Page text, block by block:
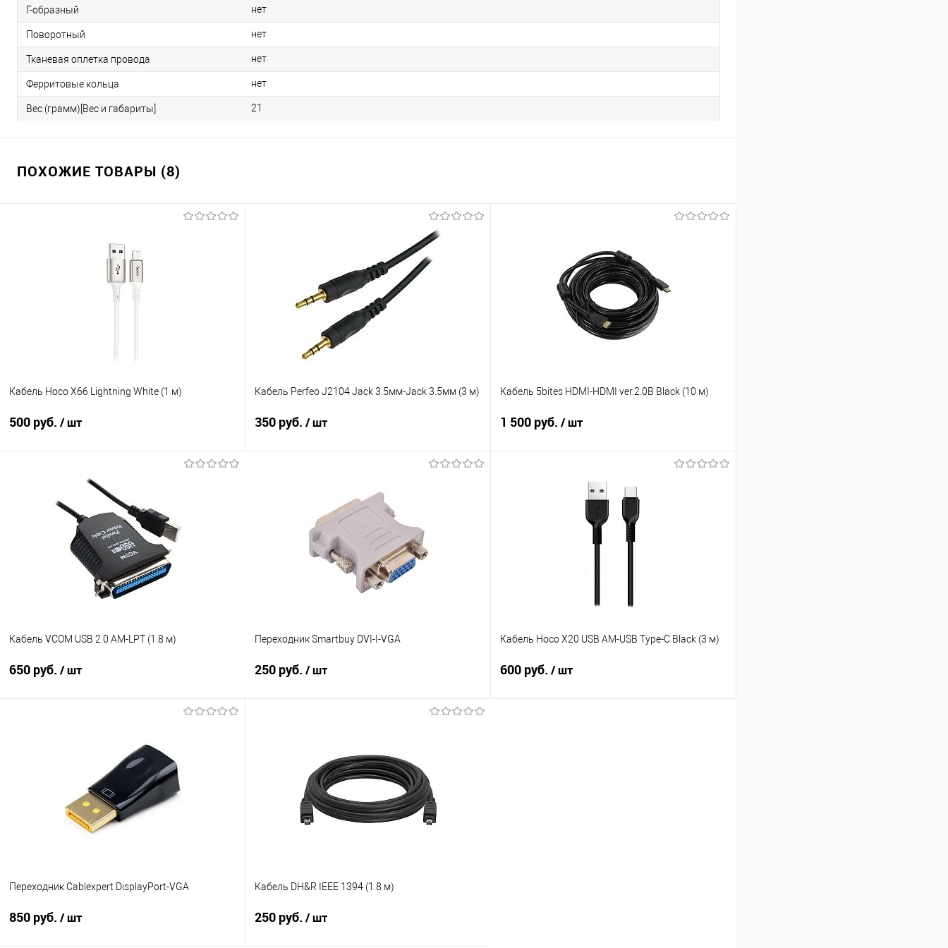
Г-образный нет
Поворотный нет
Тканевая оплетка провода нет
Ферритовые кольца нет
Вес (грамм)[Вес и габариты] 21
ПОХОЖИЕ ТОВАРЫ (8)
Кабель Hoco X66 Lightning White (1 м)
500 руб. / шт
Купить в 1 клик
Сравнение
В избранное
В наличии
Кабель Perfeo J2104 Jack 3.5мм-Jack 3.5мм (3 м)
350 руб. / шт
Купить в 1 клик
Сравнение
В избранное
В наличии
Кабель 5bites HDMI-HDMI ver.2.0B Black (10 м)
1 500 руб. / шт
В корзину
Кабель VCOM USB 2.0 AM-LPT (1.8 м)
650 руб. / шт
Сравнение
В наличии
Переходник Smartbuy DVI-I-VGA
250 руб. / шт
Купить в 1 клик
Сравнение
В избранное
В наличии
Кабель Hoco X20 USB AM-USB Type-C Black (3 м)
600 руб. / шт
Переходник Cablexpert DisplayPort-VGA
850 руб. / шт
Кабель DH&R IEEE 1394 (1.8 м)
250 руб. / шт